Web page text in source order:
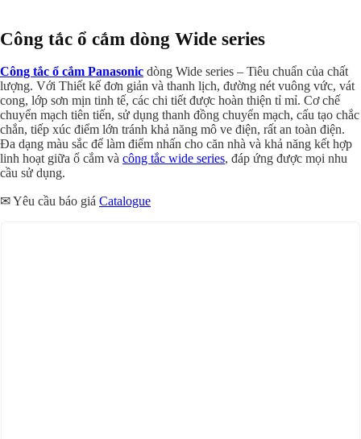
Công tắc ổ cắm dòng Wide series
Công tắc ổ cắm Panasonic dòng Wide series – Tiêu chuẩn của chất
lượng. Với Thiết kế đơn giản và thanh lịch, đường nét vuông vức, vát
cong, lớp sơn mịn tinh tế, các chi tiết được hoàn thiện tỉ mỉ. Cơ chế
chuyển mạch tiên tiến, sử dụng thanh đồng chuyển mạch, cấu tạo chắc
chắn, tiếp xúc điểm lớn tránh khả năng mô ve điện, rất an toàn điện.
Đa dạng màu sắc để làm điểm nhấn cho căn nhà và khả năng kết hợp
linh hoạt giữa ổ cắm và công tắc wide series, đáp ứng được mọi nhu
cầu sử dụng.
✉ Yêu cầu báo giá Catalogue